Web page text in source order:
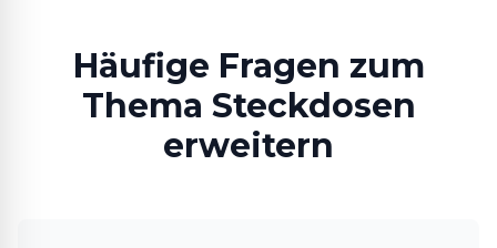
Häufige Fragen zum
Thema Steckdosen
erweitern